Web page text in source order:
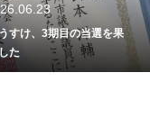
すけ、3期目の当選を果
た